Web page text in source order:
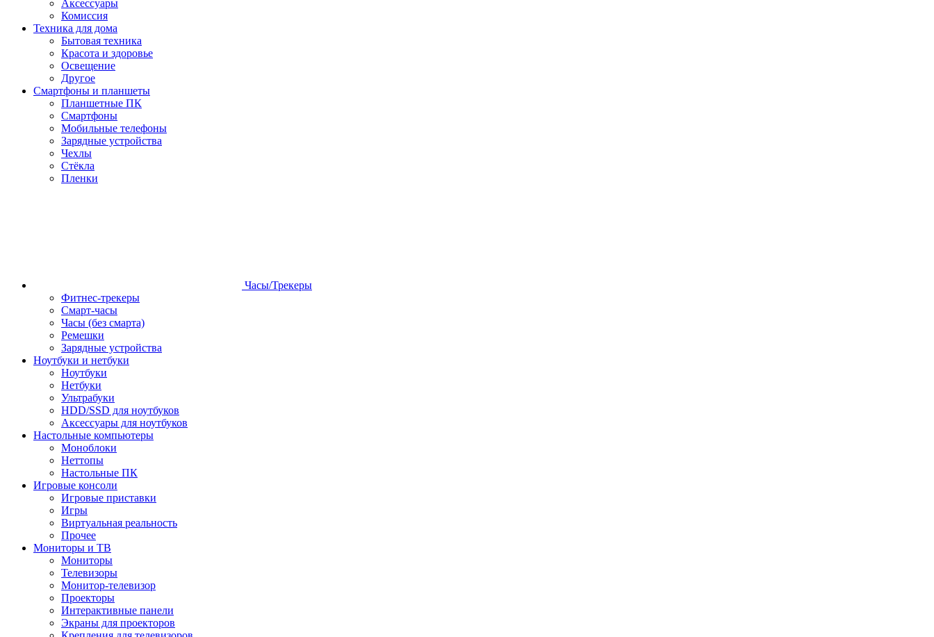
Аксессуары
Комиссия
Техника для дома
Бытовая техника
Красота и здоровье
Освещение
Другое
Смартфоны и планшеты
Планшетные ПК
Смартфоны
Мобильные телефоны
Зарядные устройства
Чехлы
Стёкла
Пленки
Часы/Трекеры
Фитнес-трекеры
Смарт-часы
Часы (без смарта)
Ремешки
Зарядные устройства
Ноутбуки и нетбуки
Ноутбуки
Нетбуки
Ультрабуки
HDD/SSD для ноутбуков
Аксессуары для ноутбуков
Настольные компьютеры
Моноблоки
Неттопы
Настольные ПК
Игровые консоли
Игровые приставки
Игры
Виртуальная реальность
Прочее
Мониторы и ТВ
Мониторы
Телевизоры
Монитор-телевизор
Проекторы
Интерактивные панели
Экраны для проекторов